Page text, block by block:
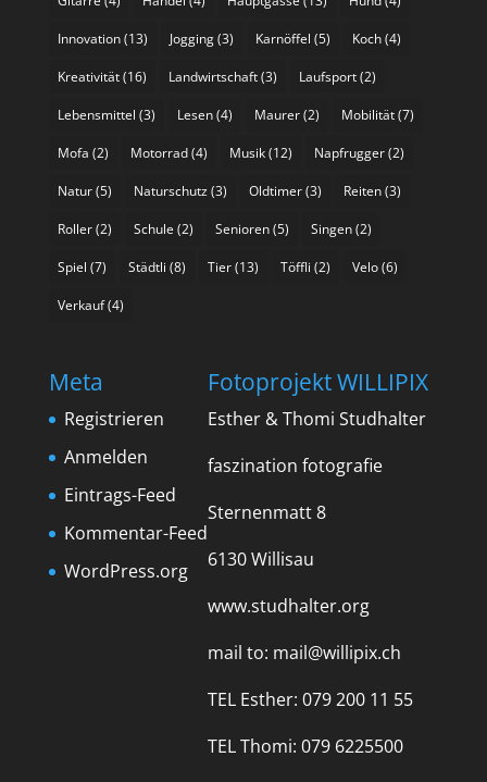
Innovation(13) Jogging(3) Karnöffel (5) Koch(4)
Kreativität(16) Landwirtschaft(3) Laufsport(2)
Lebensmittel (3) Lesen(4) Maurer(2) Mobilität(7)
Mofa (2) Motorrad(4) Musik(12) Napfrugger(2)
Natur(5) Naturschutz(3) Oldtimer(3) Reiten(3)
Roller(2) Schule (2) Senioren(5) Singen(2)
Spiel (7) Städtli (8) Tier(13) Töffli (2) Velo(6)
Verkauf(4)
Meta
Registrieren
Anmelden
Eintrags-Feed
Kommentar-Feed
WordPress.org
Fotoprojekt WILLIPIX
Esther & Thomi Studhalter
faszination fotografie
Sternenmatt 8
6130 Willisau
www.studhalter.org
mail to: mail@willipix.ch
TEL Esther: 079 200 11 55
TEL Thomi: 079 6225500